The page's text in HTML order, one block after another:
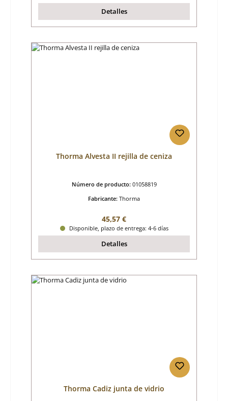
Detalles
Thorma Alvesta II rejilla de ceniza
Número de producto: 01058819
Fabricante: Thorma
Precio normal:
45,57 €
Disponible, plazo de entrega: 4-6 días
Detalles
Thorma Cadiz junta de vidrio